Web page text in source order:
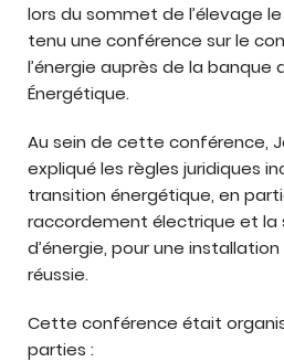
lors du sommet de l’élevage
tenu une conférence sur le
l’énergie auprès de la banque
Énergétique.
Au sein de cette conférence,
expliqué les règles juridiques
transition énergétique, en
raccordement électrique et
d’énergie, pour une
réussie.
Cette conférence était
parties :